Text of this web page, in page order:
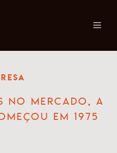
no mercado, a
em 1975